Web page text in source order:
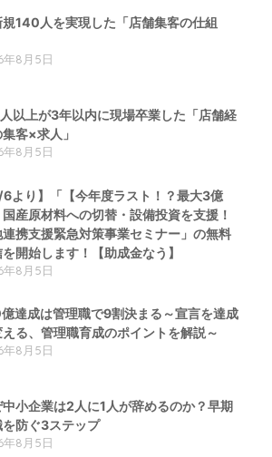
規140人を実現した「店舗集客の仕組
年8月5日
以上が3年以内に現場卒業した「店舗経
客×求人」
年8月5日
6より】「【今年度ラスト！？最大3億
国産原材料への切替・設備投資を支援！
連携支援緊急対策事業セミナー」の無料
開始します！【助成金なう】
年8月5日
達成は管理職で9割決まる～宣言を達成
える、管理職育成のポイントを解説～
年8月5日
中小企業は2人に1人が辞めるのか？早期
を防ぐ3ステップ
年8月5日